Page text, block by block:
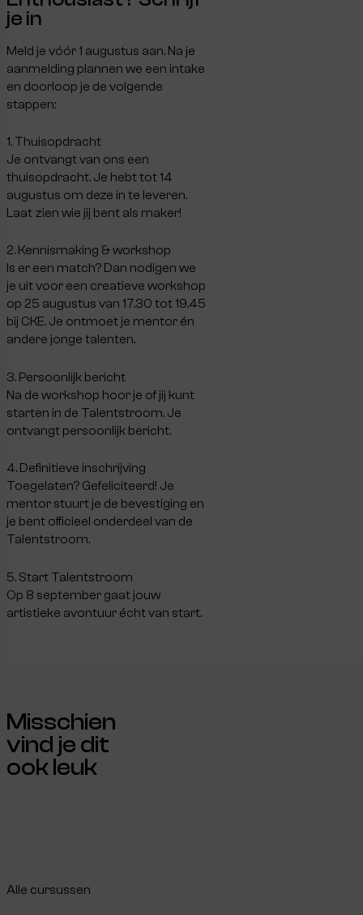
je in
Meld je vóór 1 augustus aan. Na je
aanmelding plannen we een intake
en doorloop je de volgende
stappen:
1. Thuisopdracht
Je ontvangt van ons een
thuisopdracht. Je hebt tot 14
augustus om deze in te leveren.
Laat zien wie jij bent als maker!
2. Kennismaking & workshop
Is er een match? Dan nodigen we
je uit voor een creatieve workshop
op 25 augustus van 17.30 tot 19.45
bij CKE. Je ontmoet je mentor én
andere jonge talenten.
3. Persoonlijk bericht
Na de workshop hoor je of jij kunt
starten in de Talentstroom. Je
ontvangt persoonlijk bericht.
4. Definitieve inschrijving
Toegelaten? Gefeliciteerd! Je
mentor stuurt je de bevestiging en
je bent officieel onderdeel van de
Talentstroom.
5. Start Talentstroom
Op 8 september gaat jouw
artistieke avontuur écht van start.
Misschien
vind je dit
ook leuk
Alle cursussen